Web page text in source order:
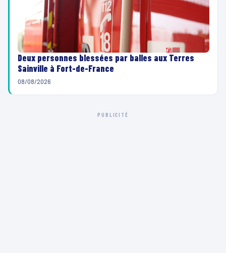
Deux personnes blessées par balles aux Terres
Sainville à Fort-de-France
08/08/2026
PUBLICITÉ